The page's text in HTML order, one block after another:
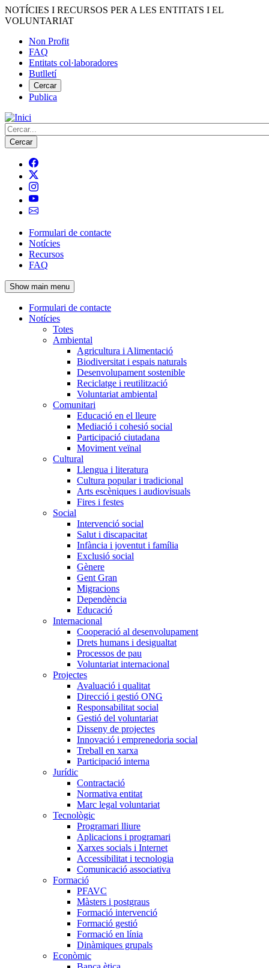
Vés
al
NOTÍCIES I RECURSOS PER A LES ENTITATS I EL
VOLUNTARIAT
Menú
del
compte
d'usuari
Non Profit
FAQ
Entitats col·laboradores
Butlletí
Cercar
Publica
Cerca
Navegació
principal
de
l'encapçalament
Formulari de contacte
Notícies
Recursos
FAQ
Show main menu
Navegació
principal
Formulari de contacte
Notícies
Totes
Ambiental
Agricultura i Alimentació
Biodiversitat i espais naturals
Desenvolupament sostenible
Reciclatge i reutilització
Voluntariat ambiental
Comunitari
Educació en el lleure
Mediació i cohesió social
Participació ciutadana
Moviment veïnal
Cultural
Llengua i literatura
Cultura popular i tradicional
Arts escèniques i audiovisuals
Fires i festes
Social
Intervenció social
Salut i discapacitat
Infància i joventut i família
Exclusió social
Gènere
Gent Gran
Migracions
Dependència
Educació
Internacional
Cooperació al desenvolupament
Drets humans i desigualtat
Processos de pau
Voluntariat internacional
Projectes
Avaluació i qualitat
Direcció i gestió ONG
Responsabilitat social
Gestió del voluntariat
Disseny de projectes
Innovació i emprenedoria social
Treball en xarxa
Participació interna
Jurídic
Contractació
Normativa entitat
Marc legal voluntariat
Tecnològic
Programari lliure
Aplicacions i programari
Xarxes socials i Internet
Accessibilitat i tecnologia
Comunicació associativa
Formació
PFAVC
Màsters i postgraus
Formació intervenció
Formació gestió
Formació en línia
Dinàmiques grupals
Econòmic